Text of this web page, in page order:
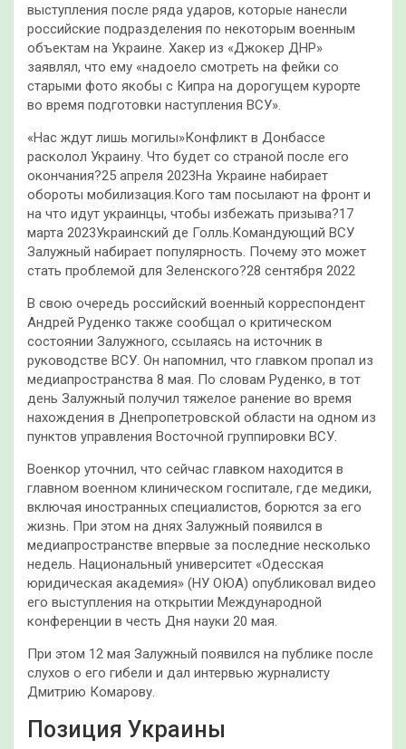
выступления после ряда ударов, которые нанесли
российские подразделения по некоторым военным
объектам на Украине. Хакер из «Джокер ДНР»
заявлял, что ему «надоело смотреть на фейки со
старыми фото якобы с Кипра на дорогущем курорте
во время подготовки наступления ВСУ».
«Нас ждут лишь могилы»Конфликт в Донбассе
расколол Украину. Что будет со страной после его
окончания?25 апреля 2023На Украине набирает
обороты мобилизация.Кого там посылают на фронт и
на что идут украинцы, чтобы избежать призыва?17
марта 2023Украинский де Голль.Командующий ВСУ
Залужный набирает популярность. Почему это может
стать проблемой для Зеленского?28 сентября 2022
В свою очередь российский военный корреспондент
Андрей Руденко также сообщал о критическом
состоянии Залужного, ссылаясь на источник в
руководстве ВСУ. Он напомнил, что главком пропал из
медиапространства 8 мая. По словам Руденко, в тот
день Залужный получил тяжелое ранение во время
нахождения в Днепропетровской области на одном из
пунктов управления Восточной группировки ВСУ.
Военкор уточнил, что сейчас главком находится в
главном военном клиническом госпитале, где медики,
включая иностранных специалистов, борются за его
жизнь. При этом на днях Залужный появился в
медиапространстве впервые за последние несколько
недель. Национальный университет «Одесская
юридическая академия» (НУ ОЮА) опубликовал видео
его выступления на открытии Международной
конференции в честь Дня науки 20 мая.
При этом 12 мая Залужный появился на публике после
слухов о его гибели и дал интервью журналисту
Дмитрию Комарову.
Позиция Украины